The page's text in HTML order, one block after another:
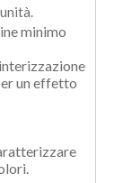
minimo
un effetto